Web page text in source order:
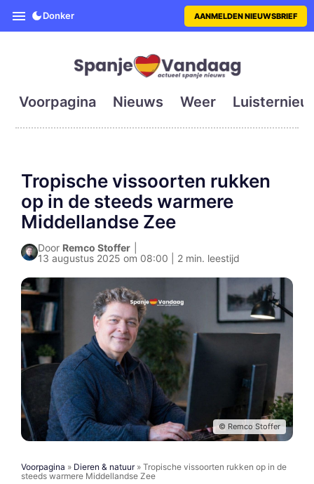
SpanjeVandaag is de eerste
Donker AANMELDEN NIEUWSBRIEF
Voorpagina Nieuws Weer
Tropische vissoorten rukken
op in de steeds warmere
Middellandse Zee
Door Remco Stoffer
13 augustus 2025 om 08:00 | 2 min. leestijd
© Remco Stoffer
Voorpagina » Dieren & natuur» Tropische vissoorten rukken op in de
steeds warmere Middellandse Zee